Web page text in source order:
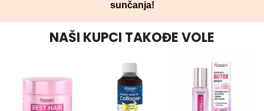
sunčanja!
NAŠI KUPCI TAKOĐE VOLE